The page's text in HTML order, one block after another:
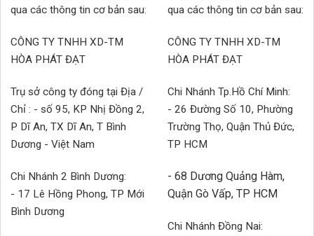
qua các thông tin cơ bản sau:
CÔNG TY TNHH XD-TM
HÒA PHÁT ĐẠT
Trụ sở công ty đóng tại Địa /
Chỉ : - số 95, KP Nhị Đồng 2,
P Dĩ An, TX Dĩ An, T Bình
Dương - Việt Nam
Chi Nhánh 2 Bình Dương:
- 17 Lê Hồng Phong, TP Mới
Bình Dương
qua các thông tin cơ bản sau:
CÔNG TY TNHH XD-TM
HÒA PHÁT ĐẠT
Chi Nhánh Tp.Hồ Chí Minh:
- 26 Đường Số 10, Phường
Trường Thọ, Quận Thủ Đức,
TP HCM
- 68 Dương Quảng Hàm,
Quận Gò Vấp, TP HCM
Chi Nhánh Đồng Nai: